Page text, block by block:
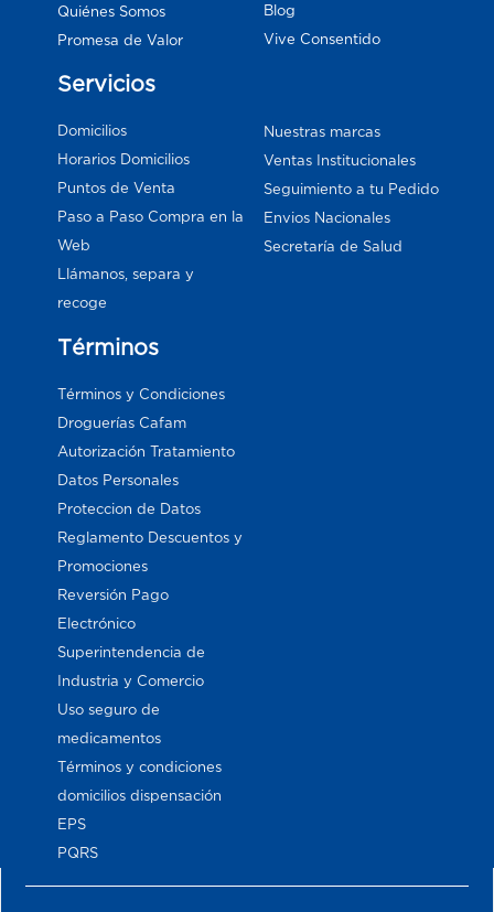
Quiénes Somos
Promesa de Valor
Blog
Vive Consentido
Servicios
Domicilios
Horarios Domicilios
Puntos de Venta
Paso a Paso Compra en la
Web
Llámanos, separa y
recoge
Nuestras marcas
Ventas Institucionales
Seguimiento a tu Pedido
Envios Nacionales
Secretaría de Salud
Términos
Términos y Condiciones
Droguerías Cafam
Autorización Tratamiento
Datos Personales
Proteccion de Datos
Reglamento Descuentos y
Promociones
Reversión Pago
Electrónico
Superintendencia de
Industria y Comercio
Uso seguro de
medicamentos
Términos y condiciones
domicilios dispensación
EPS
PQRS